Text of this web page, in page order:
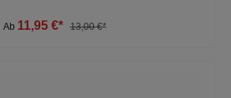
Ab 11,95 €* 13,00 €*